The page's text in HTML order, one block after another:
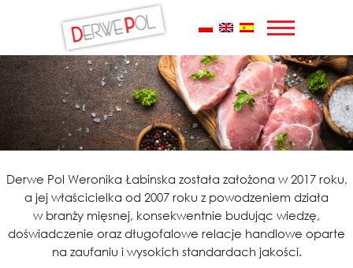
Przejdź
do
treści
Derwe Pol Weronika Łabinska została założona w 2017 roku,
a jej właścicielka od 2007 roku z powodzeniem działa
w branży mięsnej, konsekwentnie budując wiedzę,
doświadczenie oraz długofalowe relacje handlowe oparte
na zaufaniu i wysokich standardach jakości.